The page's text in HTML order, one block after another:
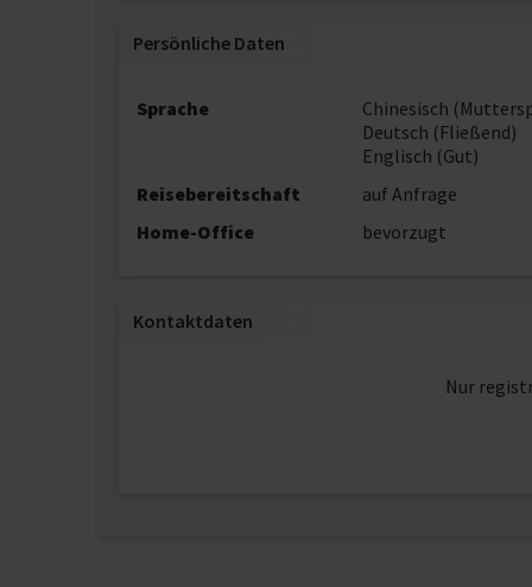
Persönliche Daten
Sprache
Chinesisch
Deutsch (Fließend)
Englisch (Gut)
Reisebereitschaft
auf Anfrage
Home-Office
bevorzugt
Kontaktdaten
Nur